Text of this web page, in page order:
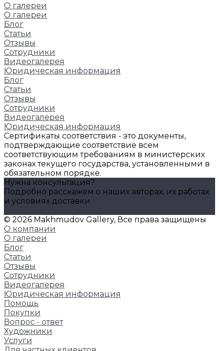
О галереи
О галереи
Блог
Статьи
Отзывы
Сотрудники
Видеогалерея
Юридическая информация
Блог
Статьи
Отзывы
Сотрудники
Видеогалерея
Юридическая информация
Сертификаты соответствия - это документы,
подтверждающие соответствие всем
соответствующим требованиям в министерских
законах текущего государства, установленными в
обязательном порядке.
Нужна консультация?
Подробно расскажем о наших авторах, их работах
и условиях доставки
© 2026 Makhmudov Gallery, Все права защищены
О компании
О галереи
Блог
Статьи
Отзывы
Сотрудники
Видеогалерея
Юридическая информация
Помощь
Покупки
Вопрос - ответ
Художники
Услуги